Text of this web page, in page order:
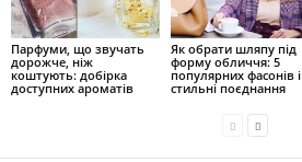
Парфуми, що звучать
дорожче, ніж
коштують: добірка
доступних ароматів
Як обрати шляпу під
форму обличчя: 5
популярних фасонів і
стильні поєднання